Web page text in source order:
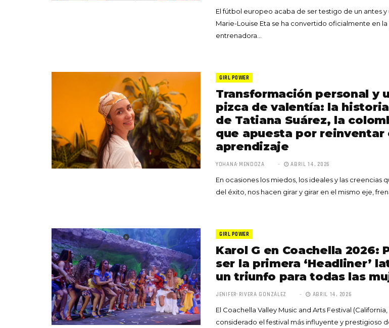
El fútbol europeo acaba de ser testigo de un antes y
Marie-Louise Eta se ha convertido oficialmente en
entrenadora…
GIRL POWER
Transformación personal y
pizca de valentía: la historia
de Tatiana Suárez, la
que apuesta por reinventar
aprendizaje
YOHANA MENDOZA ABRIL 14, 2026
En ocasiones los miedos, los ideales y las creencias
del éxito, nos hacen girar y girar en el mismo eje,
GIRL POWER
Karol G en Coachella 2026:
ser la primera ‘Headliner’
un triunfo para todas las
JENIFER RIVERA GONZÁLEZ ABRIL 14, 2026
El Coachella Valley Music and Arts Festival (California,
considerado el festival más influyente y prestigioso